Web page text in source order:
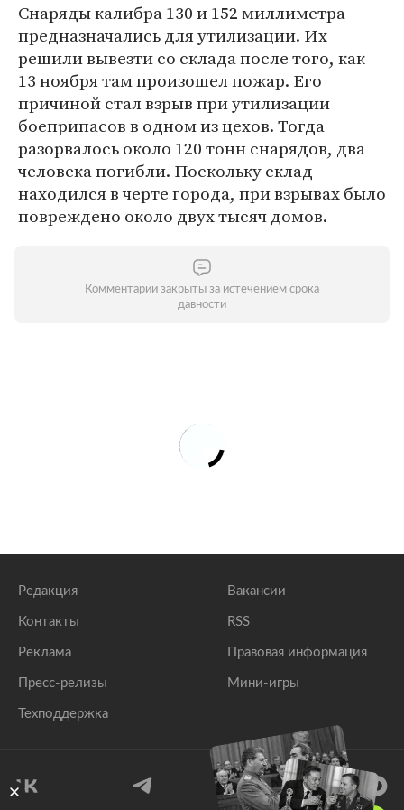
Снаряды калибра 130 и 152 миллиметра
предназначались для утилизации. Их
решили вывезти со склада после того, как
13 ноября там произошел пожар. Его
причиной стал взрыв при утилизации
боеприпасов в одном из цехов. Тогда
разорвалось около 120 тонн снарядов, два
человека погибли. Поскольку склад
находился в черте города, при взрывах было
повреждено около двух тысяч домов.
Комментарии закрыты за истечением срока
давности
Редакция
Контакты
Реклама
Пресс-релизы
Техподдержка
Вакансии
RSS
Правовая информация
Мини-игры